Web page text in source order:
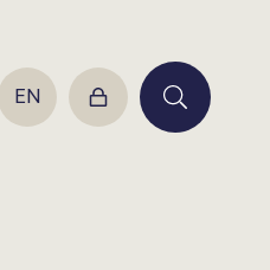
EN
Belépés Keresés